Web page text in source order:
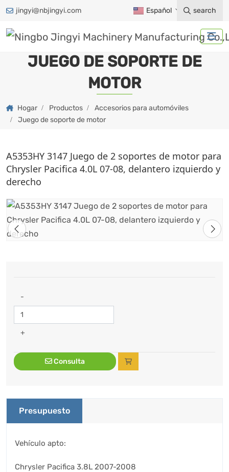
jingyi@nbjingyi.com Español search
JUEGO DE SOPORTE DE
MOTOR
Hogar Productos
Accesorios para automóviles
Juego de soporte de motor
A5353HY 3147 Juego de 2 soportes de motor para
Chrysler Pacifica 4.0L 07-08, delantero izquierdo y
derecho
-
+
Consulta
Presupuesto
Vehículo apto:
Chrysler Pacifica 3.8L 2007-2008